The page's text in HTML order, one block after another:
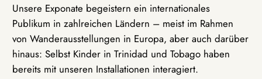
Unsere Exponate begeistern ein internationales
Publikum in zahlreichen Ländern – meist im Rahmen
von Wanderausstellungen in Europa, aber auch darüber
hinaus: Selbst Kinder in Trinidad und Tobago haben
bereits mit unseren Installationen interagiert.